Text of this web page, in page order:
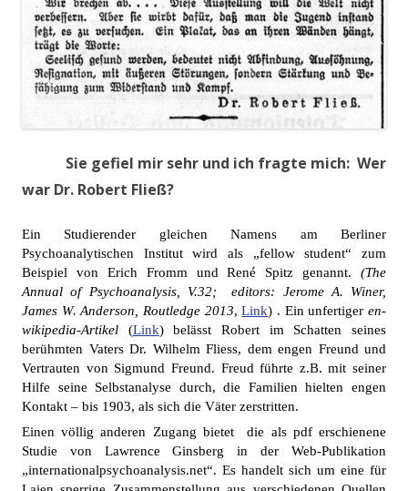
Sie gefiel mir sehr und ich fragte mich: Wer
war Dr. Robert Fließ?
Ein Studierender gleichen Namens am Berliner
Psychoanalytischen Institut wird als „fellow student“ zum
Beispiel von Erich Fromm und René Spitz genannt. (The
Annual of Psychoanalysis, V.32; editors: Jerome A. Winer,
James W. Anderson, Routledge 2013,Link) . Ein unfertigeren-
wikipedia-Artikel (Link) belässt Robert im Schatten seines
berühmten Vaters Dr. Wilhelm Fliess, dem engen Freund und
Vertrauten von Sigmund Freund. Freud führte z.B. mit seiner
Hilfe seine Selbstanalyse durch, die Familien hielten engen
Kontakt – bis 1903, als sich die Väter zerstritten.
Einen völlig anderen Zugang bietet die alspdf erschienene
Studie von Lawrence Ginsberg in der Web-Publikation
„internationalpsychoanalysis.net“. Es handelt sich um eine für